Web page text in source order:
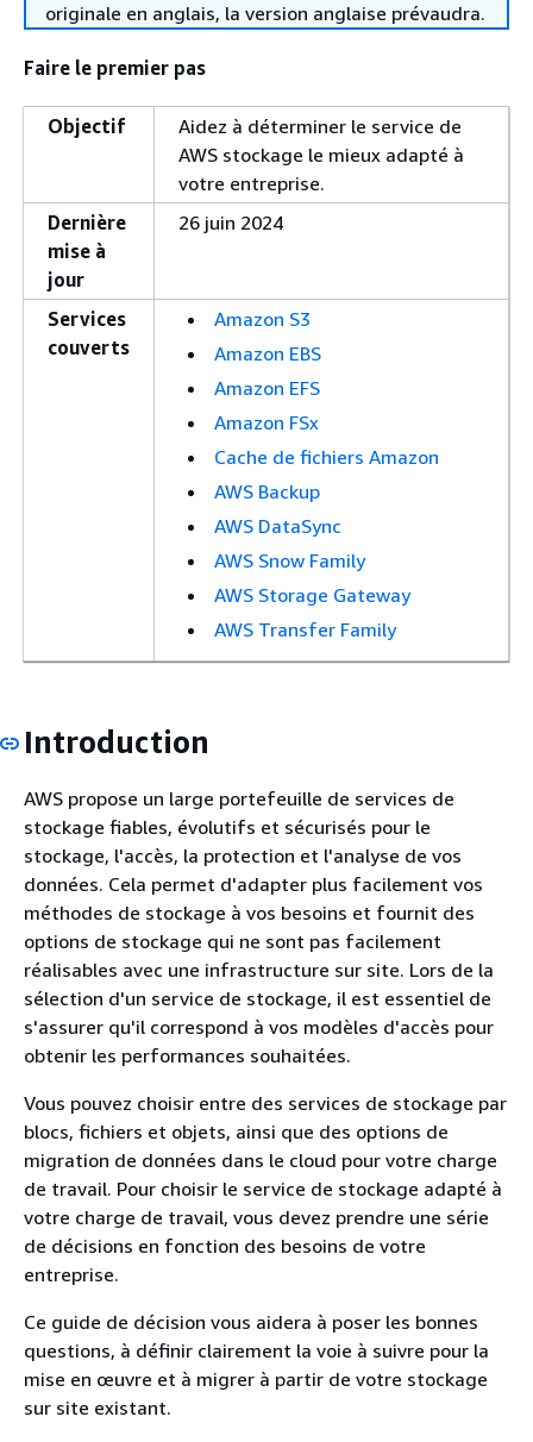
originale en anglais, la version anglaise prévaudra.
Faire le premier pas
Objectif
Aidez à déterminer le service de
AWS stockage le mieux adapté à
votre entreprise.
Dernière
mise à
jour
26 juin 2024
Services
couverts
Amazon S3
Amazon EBS
Amazon EFS
Amazon FSx
Cache de fichiers Amazon
AWS Backup
AWS DataSync
AWS Snow Family
AWS Storage Gateway
AWS Transfer Family
Introduction
AWS propose un large portefeuille de services de
stockage fiables, évolutifs et sécurisés pour le
stockage, l'accès, la protection et l'analyse de vos
données. Cela permet d'adapter plus facilement vos
méthodes de stockage à vos besoins et fournit des
options de stockage qui ne sont pas facilement
réalisables avec une infrastructure sur site. Lors de la
sélection d'un service de stockage, il est essentiel de
s'assurer qu'il correspond à vos modèles d'accès pour
obtenir les performances souhaitées.
Vous pouvez choisir entre des services de stockage par
blocs, fichiers et objets, ainsi que des options de
migration de données dans le cloud pour votre charge
de travail. Pour choisir le service de stockage adapté à
votre charge de travail, vous devez prendre une série
de décisions en fonction des besoins de votre
entreprise.
Ce guide de décision vous aidera à poser les bonnes
questions, à définir clairement la voie à suivre pour la
mise en œuvre et à migrer à partir de votre stockage
sur site existant.